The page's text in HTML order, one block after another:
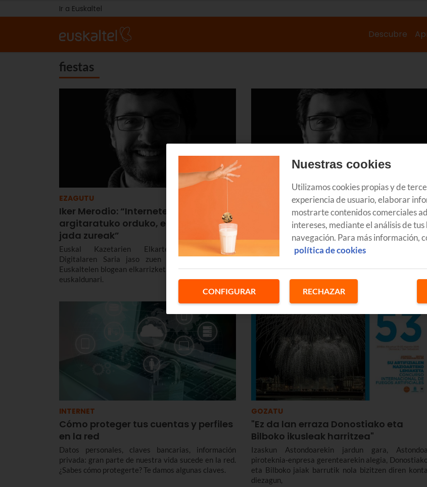
Ir a Euskaltel
Descubre
fiestas
EZAGUTU
Iker Merodio: “Interneten
argitaratuko orduko, edukiak ez dira
jada zureak”
Euskal Kazetarien Elkartearen Kazetaritza
Digitalaren Saria jaso zuen Iker Merodiok eta
Euskaltelen blogean elkarrizketa egin diogu kazetari
euskaldunari.
Iker Merodio: “Los contenidos que
publicas en Internet dejan de ser
tuyos en el momento en que los
días el Premio Periodismo Digital 2016 de
Asociación Vasca de Periodistas.
INTERNET
Cómo proteger tus cuentas y perfiles
en la red
Datos personales, claves bancarias, información
privada: gran parte de nuestra vida sucede en la red.
¿Sabes cómo protegerte? Te damos algunas claves.
GOZATU
"Ez da lan erraza Donostiako eta
Bilboko ikusleak harritzea"
Izaskun Astondoarekin jardun gara, Astondoa
piroteknia-enpresa gerentearekin alegia,
eta Bilboko jaiak barrutik nola bizitzen diren konta
diezagun,
Nuestras cookies
Utilizamos cookies propias y de
experiencia de usuario, elaborar
mostrarte contenidos comerciales
intereses, mediante el análisis de
navegación. Para más información,
política de cookies
CONFIGURAR RECHAZAR